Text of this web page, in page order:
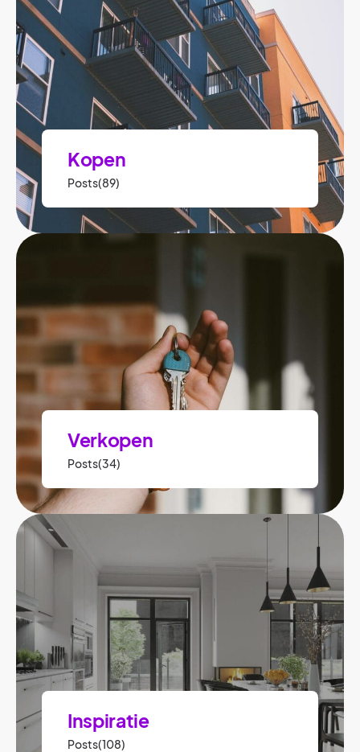
Kopen
Posts(89)
Verkopen
Posts(34)
Inspiratie
Posts(108)